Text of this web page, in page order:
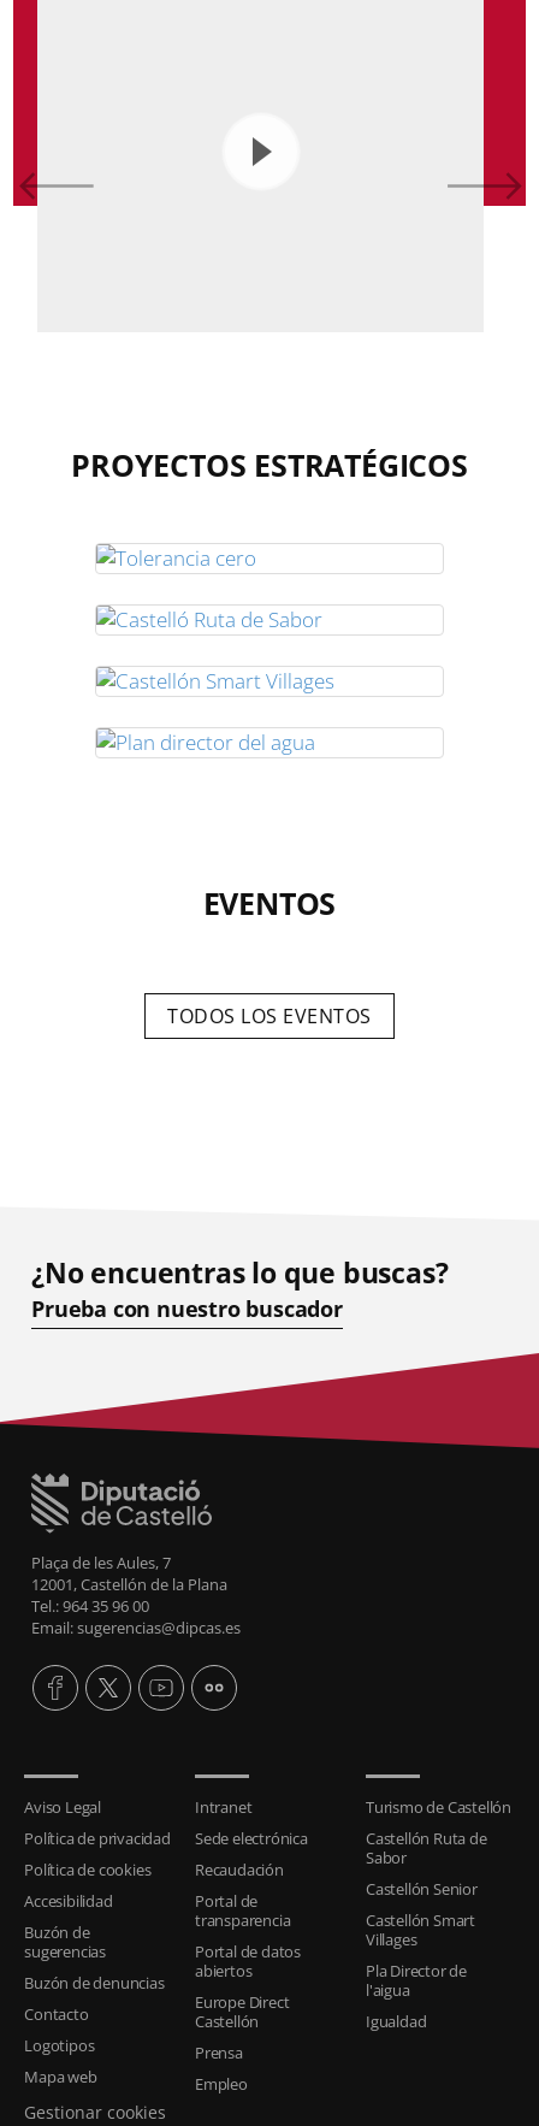
PROYECTOS ESTRATÉGICOS
EVENTOS
TODOS LOS EVENTOS
¿No encuentras lo que buscas?
Prueba con nuestro buscador
Plaça de les Aules, 7
12001, Castellón de la Plana
Tel.: 964 35 96 00
Email: sugerencias@dipcas.es
Aviso Legal
Política de privacidad
Política de cookies
Accesibilidad
Buzón de
sugerencias
Buzón de denuncias
Contacto
Logotipos
Mapa web
Gestionar cookies
Intranet
Sede electrónica
Recaudación
Portal de
transparencia
Portal de datos
abiertos
Europe Direct
Castellón
Prensa
Empleo
Turismo de Castellón
Castellón Ruta de
Sabor
Castellón Senior
Castellón Smart
Villages
Pla Director de
l'aigua
Igualdad